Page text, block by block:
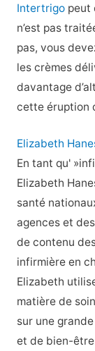
Intertrigopeut
n’est pas
pas, vous
les crèmes
davantage
cette éruption
Elizabeth
En tant qu'
Elizabeth
santé
agences et
de contenu
infirmière en
Elizabeth
matière de
sur une
et de bien-